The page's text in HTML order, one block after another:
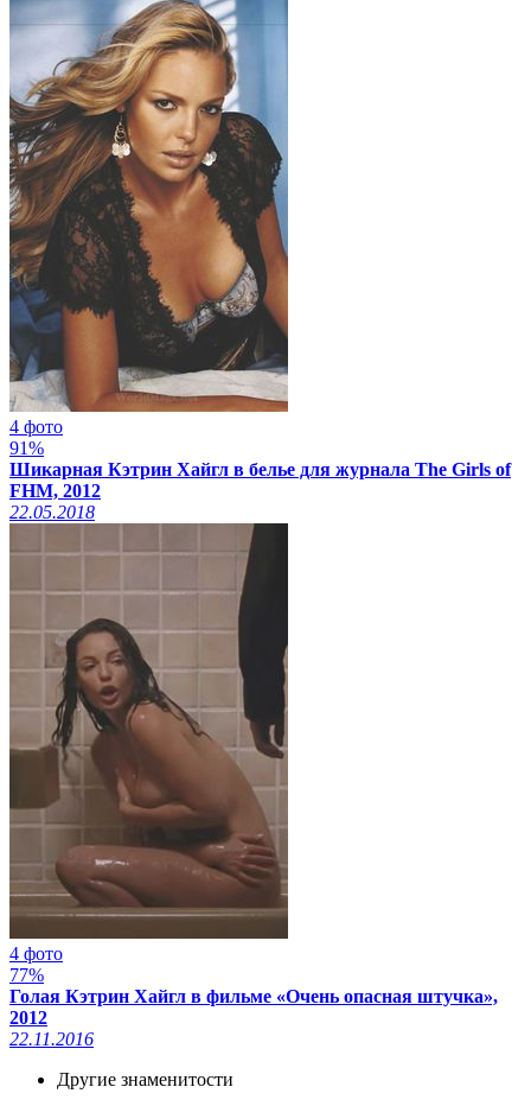
4 фото
91%
Шикарная Кэтрин Хайгл в белье для журнала The Girls of
FHM, 2012
22.05.2018
4 фото
77%
Голая Кэтрин Хайгл в фильме «Очень опасная штучка»,
2012
22.11.2016
Другие знаменитости